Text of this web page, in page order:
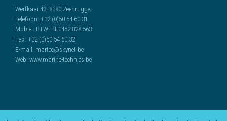
Werfkaai 43, 8380 Zeebrugge
Telefoon: +32 (0)50 54 60 31
Mobiel: BTW: BE0452.828.563
Fax: +32 (0)50 54 60 32
E-mail: martec@skynet.be
Web: www.marine-technics.be